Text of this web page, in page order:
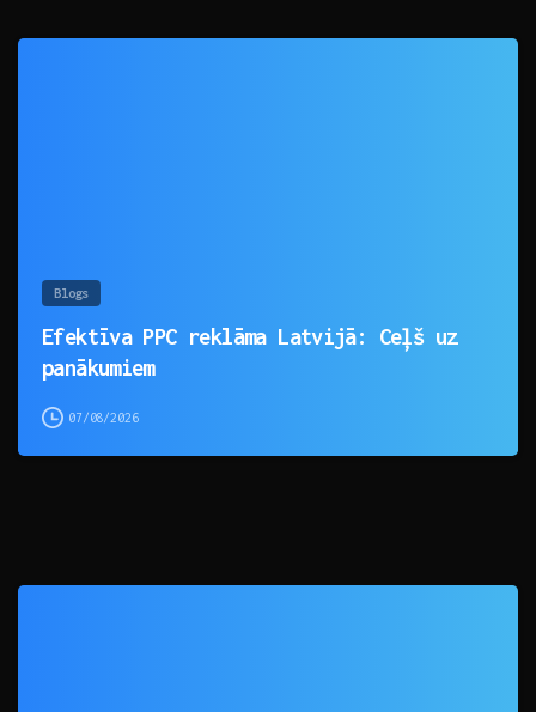
Blogs
Efektīva PPC reklāma Latvijā: Ceļš uz
panākumiem
07/08/2026